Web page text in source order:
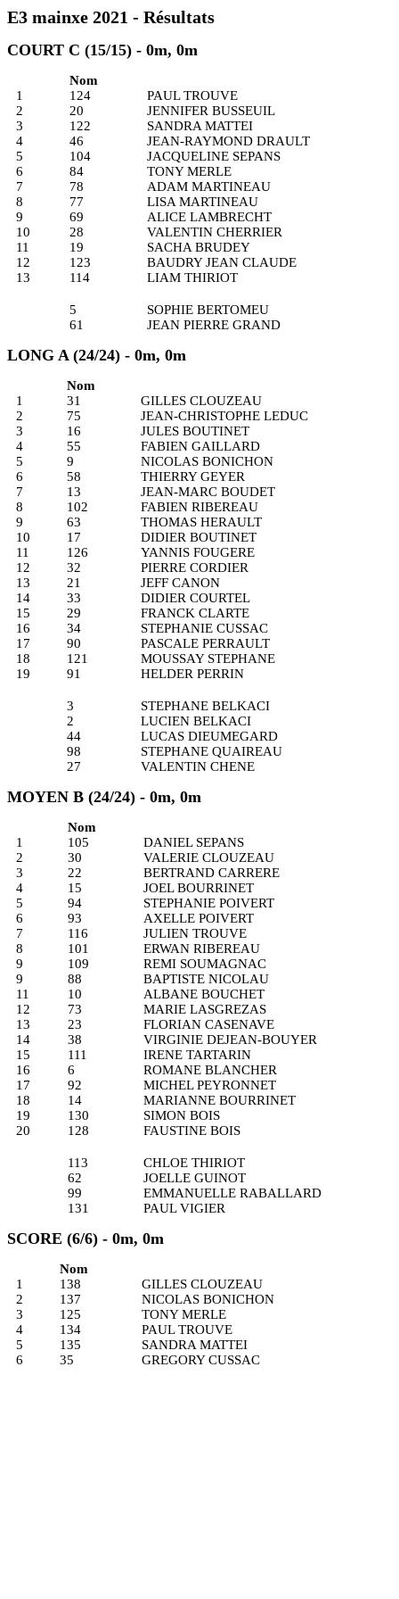
E3 mainxe 2021 - Résultats
COURT C (15/15) - 0m, 0m
Nom
1
124
PAUL TROUVE
2
20
JENNIFER BUSSEUIL
3
122
SANDRA MATTEI
4
46
JEAN-RAYMOND DRAULT
5
104
JACQUELINE SEPANS
6
84
TONY MERLE
7
78
ADAM MARTINEAU
8
77
LISA MARTINEAU
9
69
ALICE LAMBRECHT
10
28
VALENTIN CHERRIER
11
19
SACHA BRUDEY
12
123
BAUDRY JEAN CLAUDE
13
114 LIAM THIRIOT
5
SOPHIE BERTOMEU
61
JEAN PIERRE GRAND
LONG A (24/24) - 0m, 0m
Nom
1
31
GILLES CLOUZEAU
2
75
JEAN-CHRISTOPHE LEDUC
3
16
JULES BOUTINET
4
55
FABIEN GAILLARD
5
9
NICOLAS BONICHON
6
58
THIERRY GEYER
7
13
JEAN-MARC BOUDET
8
102
FABIEN RIBEREAU
9
63
THOMAS HERAULT
10
17
DIDIER BOUTINET
11
126
YANNIS FOUGERE
12
32
PIERRE CORDIER
13
21
JEFF CANON
14
33
DIDIER COURTEL
15
29
FRANCK CLARTE
16
34
STEPHANIE CUSSAC
17
90
PASCALE PERRAULT
18
121
MOUSSAY STEPHANE
19
91 HELDER PERRIN
3
STEPHANE BELKACI
2
LUCIEN BELKACI
44
LUCAS DIEUMEGARD
98
STEPHANE QUAIREAU
27
VALENTIN CHENE
MOYEN B (24/24) - 0m, 0m
Nom
1
105
DANIEL SEPANS
2
30
VALERIE CLOUZEAU
3
22
BERTRAND CARRERE
4
15
JOEL BOURRINET
5
94
STEPHANIE POIVERT
6
93
AXELLE POIVERT
7
116
JULIEN TROUVE
8
101
ERWAN RIBEREAU
9
109
REMI SOUMAGNAC
9
88
BAPTISTE NICOLAU
11
10
ALBANE BOUCHET
12
73
MARIE LASGREZAS
13
23
FLORIAN CASENAVE
14
38
VIRGINIE DEJEAN-BOUYER
15
111
IRENE TARTARIN
16
6
ROMANE BLANCHER
17
92
MICHEL PEYRONNET
18
14
MARIANNE BOURRINET
19
130
SIMON BOIS
20
128 FAUSTINE BOIS
113
CHLOE THIRIOT
62
JOELLE GUINOT
99
EMMANUELLE RABALLARD
131
PAUL VIGIER
SCORE (6/6) - 0m, 0m
Nom
1
138
GILLES CLOUZEAU
2
137
NICOLAS BONICHON
3
125
TONY MERLE
4
134
PAUL TROUVE
5
135
SANDRA MATTEI
6
35 GREGORY CUSSAC